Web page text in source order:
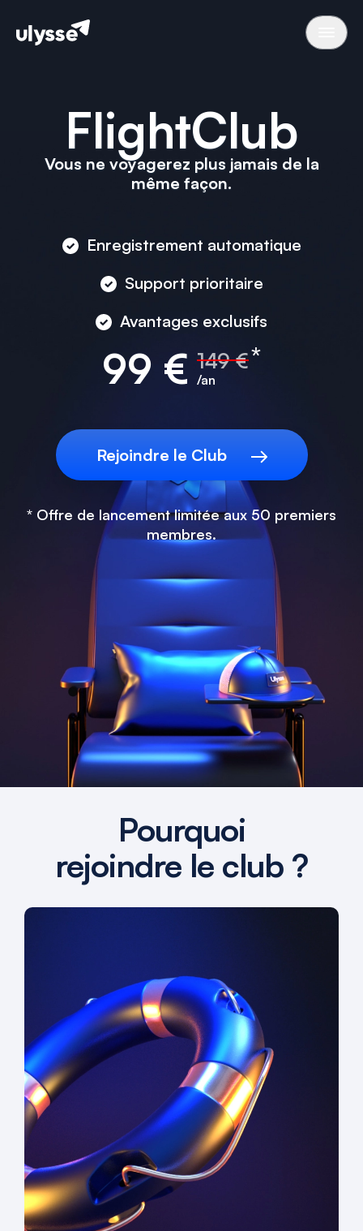
FlightClub
Vous ne voyagerez plus jamais de la
même façon.
Enregistrement automatique
Support prioritaire
Avantages exclusifs
99 € 149 €
/an
*
Rejoindre le Club
* Offre de lancement limitée aux 50 premiers
membres.
Pourquoi
rejoindre le club ?